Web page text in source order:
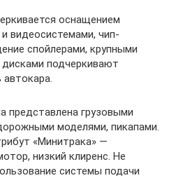
оснащением
видеосистемами, чип-
спойлерами, крупными
подчеркивают
представлена грузовыми
моделями, пикапами.
«Минитрака» —
низкий клиренс. Не
системы подачи